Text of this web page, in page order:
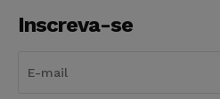
Inscreva-se